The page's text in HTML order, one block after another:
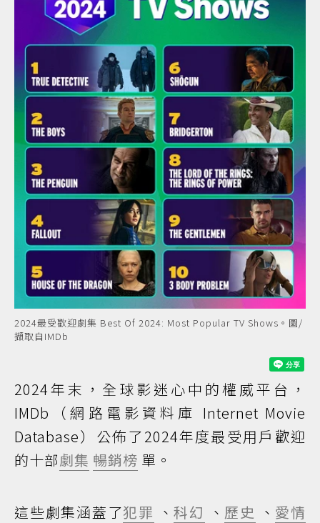
2024最受歡迎劇集 Best Of 2024: Most Popular TV Shows。圖/
擷取自IMDb
2024年末，全球影迷心中的權威平台，
IMDb（網路電影資料庫 Internet Movie
Database）公佈了2024年度最受用戶歡迎
的十部劇集 暢銷榜 單。
這些劇集涵蓋了犯罪 、科幻 、 歷史 、 愛情